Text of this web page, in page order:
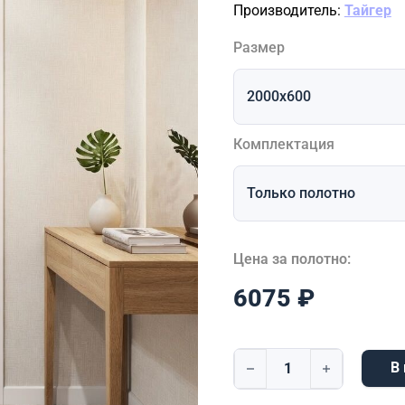
Производитель: Тайгер
Размер
Комплектация
Цена за полотно:
6075 ₽
Количество товара В